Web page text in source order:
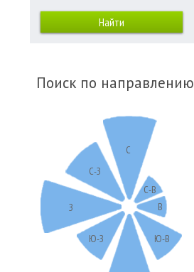
Поиск по направлению
С
С-В
В
Ю-В
Ю-З
З
С-З